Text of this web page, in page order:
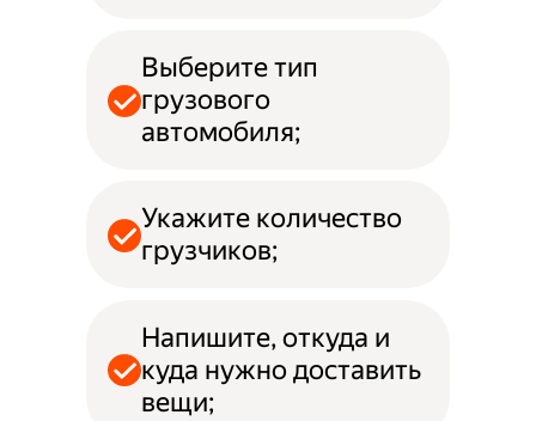
Выберите тип
грузового
автомобиля;
Укажите количество
грузчиков;
Напишите, откуда и
куда нужно доставить
вещи;